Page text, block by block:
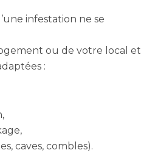
infestation ne se
ou de votre local et
:
caves, combles).